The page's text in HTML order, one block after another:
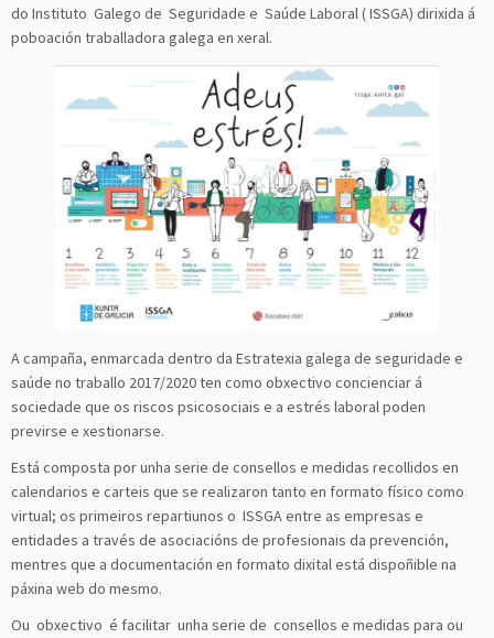
do Instituto Galego de Seguridade e Saúde Laboral ( ISSGA) dirixida á
poboación traballadora galega en xeral.
A campaña, enmarcada dentro da Estratexia galega de seguridade e
saúde no traballo 2017/2020 ten como obxectivo concienciar á
sociedade que os riscos psicosociais e a estrés laboral poden
previrse e xestionarse.
Está composta por unha serie de consellos e medidas recollidos en
calendarios e carteis que se realizaron tanto en formato físico como
virtual; os primeiros repartiunos o ISSGA entre as empresas e
entidades a través de asociacións de profesionais da prevención,
mentres que a documentación en formato dixital está dispoñible na
páxina web do mesmo.
Ou obxectivo é facilitar unha serie de consellos e medidas para ou